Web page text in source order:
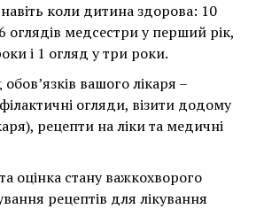
сімейний лікар має проводити
коли дитина здорова: 10
оглядів медсестри у перший рік,
і 1 огляд у три роки.
вашого лікаря –
огляди, візити додому
рецепти на ліки та медичні
оцінка стану важкохворого